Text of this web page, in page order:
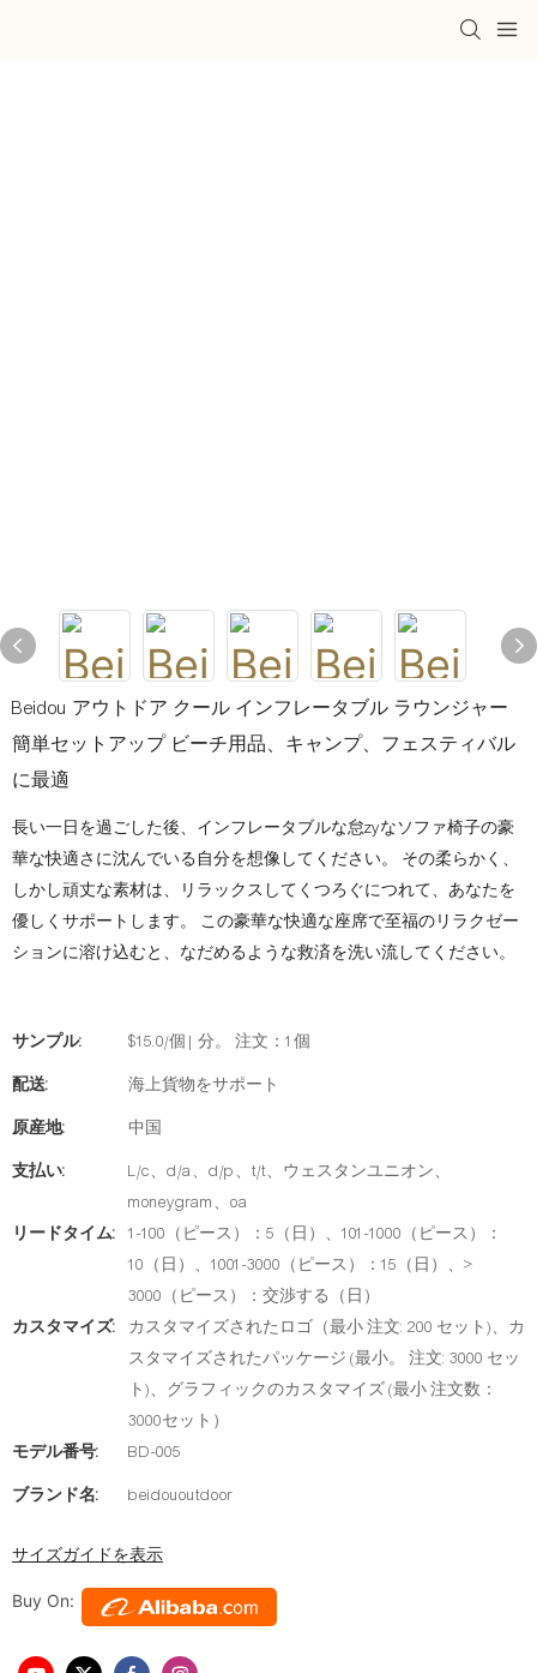
Beidou アウトドア クール インフレータブル ラウンジャー
簡単セットアップ ビーチ用品、キャンプ、フェスティバル
に最適
長い一日を過ごした後、インフレータブルな怠zyなソファ椅子の豪
華な快適さに沈んでいる自分を想像してください。 その柔らかく、
しかし頑丈な素材は、リラックスしてくつろぐにつれて、あなたを
優しくサポートします。 この豪華な快適な座席で至福のリラクゼー
ションに溶け込むと、なだめるような救済を洗い流してください。
サンプル: $15.0/個 |分。 注文：1個
配送: 海上貨物をサポート
原産地: 中国
支払い:
L/c、d/a、d/p、t/t、ウェスタンユニオン、
moneygram、oa
リードタイム:
1-100（ピース）：5（日）、101-1000（ピース）：
10（日）、1001-3000（ピース）：15（日）、>
3000（ピース）：交渉する（日）
カスタマイズ:
カスタマイズされたロゴ（最小 注文: 200 セット)、カ
スタマイズされたパッケージ (最小。 注文: 3000 セッ
ト)、グラフィックのカスタマイズ (最小 注文数：
3000セット）
モデル番号:
BD-005
ブランド名: beidououtdoor
サイズガイドを表示
Buy On: